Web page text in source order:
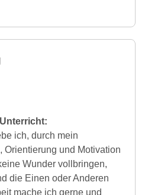
ich, durch mein
Orientierung und Motivation
Wunder vollbringen,
die Einen oder Anderen
mache ich gerne und